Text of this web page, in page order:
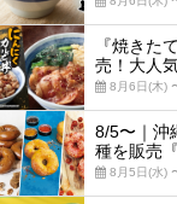
『焼きた
売！大人
8月6日(木)
8/5〜｜沖
種を販売
8月5日(水)